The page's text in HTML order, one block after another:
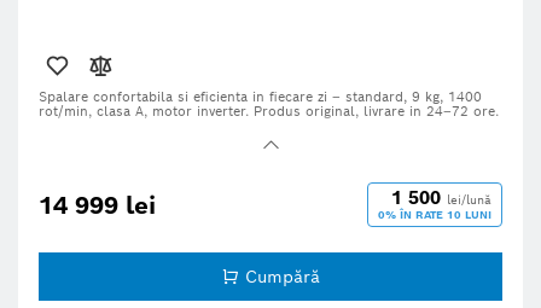
Spalare confortabila si eficienta in fiecare zi – standard, 9 kg, 1400
rot/min, clasa A, motor inverter. Produs original, livrare in 24–72 ore.
14 999 lei 1 500 lei/lună
0% ÎN RATE 10 LUNI
Cumpără